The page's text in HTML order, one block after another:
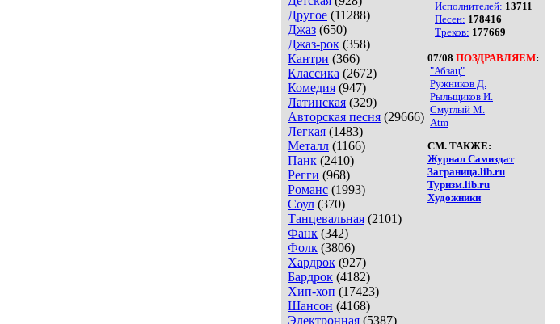
Другое (11288)
Джаз (650)
Джаз-рок (358)
Кантри (366)
Классика (2672)
Комедия (947)
Латинская (329)
Авторская песня (29666)
Легкая (1483)
Металл (1166)
Панк (2410)
Регги (968)
Романс (1993)
Соул (370)
Танцевальная (2101)
Фанк (342)
Фолк (3806)
Хардрок (927)
Бардрок (4182)
Хип-хоп (17423)
Шансон (4168)
Электронная (5387)
Исполнителей: 13711
Песен: 178416
Треков: 177669
07/08 ПОЗДРАВЛЯЕМ:
"Абзац"
Ружников Д.
Рыльщиков И.
Смуглый М.
Atm
СМ. ТАКЖЕ:
Журнал Самиздат
Заграница.lib.ru
Туризм.lib.ru
Художники